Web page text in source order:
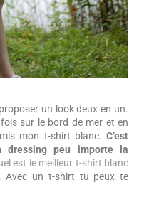
un look deux en un.
sur le bord de mer et en
mon t-shirt blanc. C’est
dressing peu importe la
est le meilleur t-shirt blanc
Avec un t-shirt tu peux te